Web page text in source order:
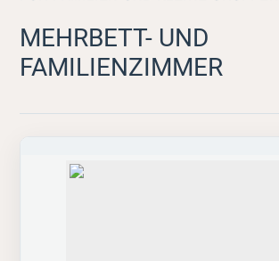
MEHRBETT- UND
FAMILIENZIMMER